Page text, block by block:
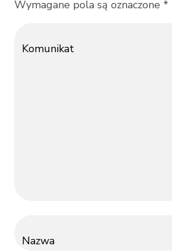
Wymagane pola są oznaczone *
Komunikat
Nazwa